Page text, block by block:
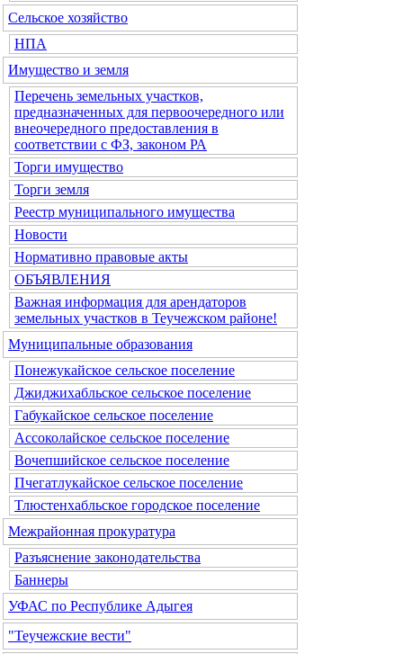
Сельское хозяйство
НПА
Имущество и земля
Перечень земельных участков,
предназначенных для первоочередного или
внеочередного предоставления в
соответствии с ФЗ, законом РА
Торги имущество
Торги земля
Реестр муниципального имущества
Новости
Нормативно правовые акты
ОБЪЯВЛЕНИЯ
Важная информация для арендаторов
земельных участков в Теучежском районе!
Муниципальные образования
Понежукайское сельское поселение
Джиджихабльское сельское поселение
Габукайское сельское поселение
Ассоколайское сельское поселение
Вочепшийское сельское поселение
Пчегатлукайское сельское поселение
Тлюстенхабльское городское поселение
Межрайонная прокуратура
Разъяснение законодательства
Баннеры
УФАС по Республике Адыгея
"Теучежские вести"